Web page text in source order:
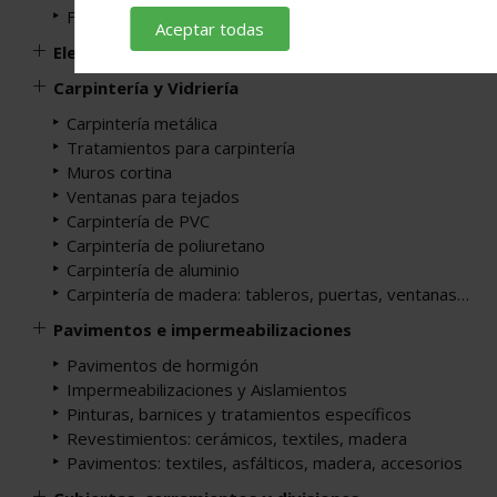
Fontanería y saneamiento
Electricidad, iluminación
Carpintería y Vidriería
Carpintería metálica
Tratamientos para carpintería
Muros cortina
Ventanas para tejados
Carpintería de PVC
Carpintería de poliuretano
Carpintería de aluminio
Carpintería de madera: tableros, puertas, ventanas…
Pavimentos e impermeabilizaciones
Pavimentos de hormigón
Impermeabilizaciones y Aislamientos
Pinturas, barnices y tratamientos específicos
Revestimientos: cerámicos, textiles, madera
Pavimentos: textiles, asfálticos, madera, accesorios
Aceptar todas